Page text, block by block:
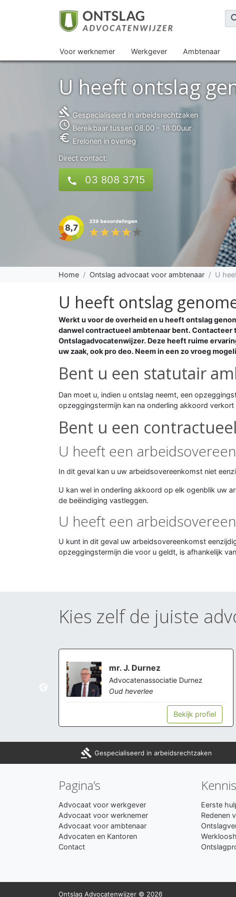
Voor werknemer Werkgever Ambtenaar
U heeft ontslag
gavel Gespecialiseerd in arbeidsrechtzaken
access_time Bereikbaar tussen 08.00 - 18:00uur
euro_symbol Erelonen in overleg
Direct contact:
call 03 808 3715
Home Ontslag advocaat voor ambtenaar U
U heeft ontslag
Werkt u voor de overheid en u heeft ontslag
danwel contractueel ambtenaar bent.
Ontslagadvocatenwijzer. Deze heeft ruime
uw zaak, ook pro deo. Neem in een zo vroeg
Bent u een statutair
Dan moet u, indien u ontslag neemt, een
opzeggingstermijn kan na onderling akkoord verkort
Bent u een
U heeft een
In dit geval kan u uw arbeidsovereenkomst niet
U kan wel in onderling akkoord op elk ogenblik uw
de beëindiging vastleggen.
U heeft een
U kunt in dit geval uw arbeidsovereenkomst
opzeggingstermijn die voor u geldt, is afhankelijk
Kies zelf de juiste
mr. J. Durnez
Advocatenassociatie Durnez
Oud heverlee
Bekijk profiel
gavel Gespecialiseerd in arbeidsrechtzaken
Pagina’s
Advocaat voor werkgever
Advocaat voor werknemer
Advocaat voor ambtenaar
Advocaten en Kantoren
Contact
Eerste
Redenen
Ontslag Advocatenwijzer © 2026